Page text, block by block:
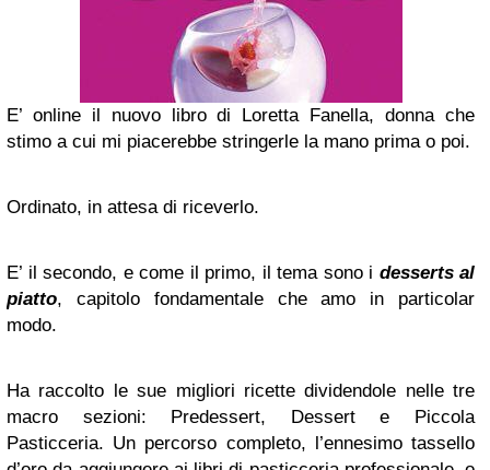
E’ online il nuovo libro di Loretta Fanella, donna che
stimo a cui mi piacerebbe stringerle la mano prima o poi.
Ordinato, in attesa di riceverlo.
E’ il secondo, e come il primo, il tema sono i desserts al
piatto, capitolo fondamentale che amo in particolar
modo.
Ha raccolto le sue migliori ricette dividendole nelle tre
macro sezioni: Predessert, Dessert e Piccola
Pasticceria. Un percorso completo, l’ennesimo tassello